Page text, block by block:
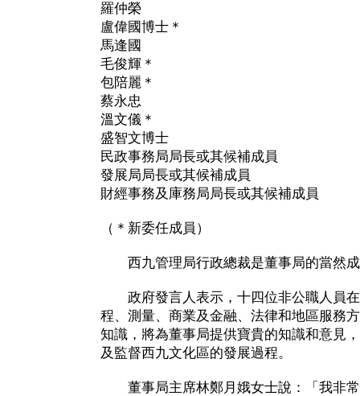
羅仲榮
盧偉國博士＊
馬逢國
毛俊輝＊
包陪麗＊
蔡永忠
溫文儀＊
盛智文博士
民政事務局局長或其候補成員
發展局局長或其候補成員
財經事務及庫務局局長或其候補成員
（＊新委任成員）
西九管理局行政總裁是董事局的當然
政府發言人表示，十四位非公職人員在
程、測量、商業及金融、法律和地區服務
知識，將為董事局提供寶貴的知識和意見
及監督西九文化區的發展過程。
董事局主席林鄭月娥女士說：「我非常